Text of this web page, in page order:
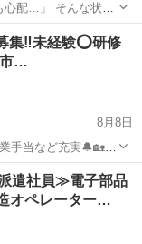
心配…」 そんな状況
がなくても、工程ご
集‼️未経験⭕研修
＆残業手当など充実🔔🏡 市…
8月8日
手当など充実🔔🏡
‼️)を募集しています
遣社員≫電子部品
オペレーター…